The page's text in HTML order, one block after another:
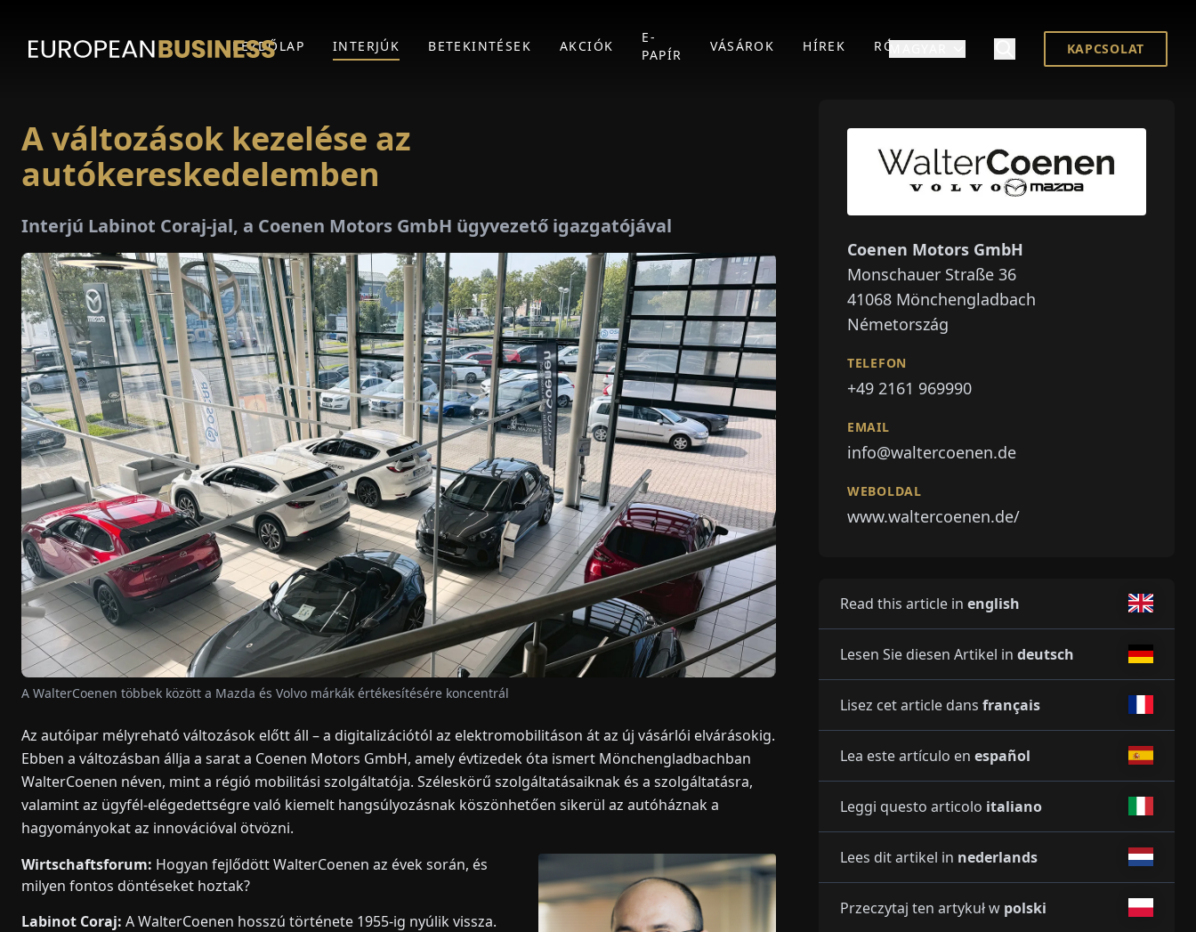
KEZDŐLAP INTERJÚK BETEKINTÉSEK AKCIÓK
E-
PAPÍR
VÁSÁROK HÍREK RÓLUNK KAPCSOLAT
A változások kezelése az
autókereskedelemben
Interjú Labinot Coraj-jal, a Coenen Motors GmbH ügyvezető igazgatójával
A WalterCoenen többek között a Mazda és Volvo márkák értékesítésére koncentrál
Az autóipar mélyreható változások előtt áll – a digitalizációtól az elektromobilitáson át az új vásárlói elvárásokig.
Ebben a változásban állja a sarat a Coenen Motors GmbH, amely évtizedek óta ismert Mönchengladbachban
WalterCoenen néven, mint a régió mobilitási szolgáltatója. Széleskörű szolgáltatásaiknak és a szolgáltatásra,
valamint az ügyfél-elégedettségre való kiemelt hangsúlyozásnak köszönhetően sikerül az autóháznak a
hagyományokat az innovációval ötvözni.
Wirtschaftsforum: Hogyan fejlődött WalterCoenen az évek során, és
milyen fontos döntéseket hoztak?
Labinot Coraj: A WalterCoenen hosszú története 1955-ig nyúlik vissza.
Coenen Motors GmbH
Monschauer Straße 36
41068 Mönchengladbach
Németország
TELEFON
+49 2161 969990
EMAIL
info@waltercoenen.de
WEBOLDAL
www.waltercoenen.de/
Read this article in english
Lesen Sie diesen Artikel in deutsch
Lisez cet article dans français
Lea este artículo en español
Leggi questo articolo italiano
Lees dit artikel in nederlands
Przeczytaj ten artykuł w polski